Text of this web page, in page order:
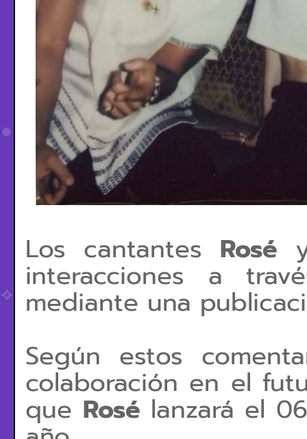
Los cantantes Rosé
interacciones a
mediante una
Según estos
colaboración en el
que Rosé lanzará el